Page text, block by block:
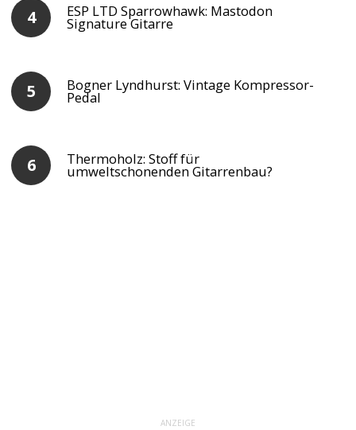
ESP LTD Sparrowhawk: Mastodon
Signature Gitarre
Bogner Lyndhurst: Vintage Kompressor-
Pedal
Thermoholz: Stoff für
umweltschonenden Gitarrenbau?
ANZEIGE